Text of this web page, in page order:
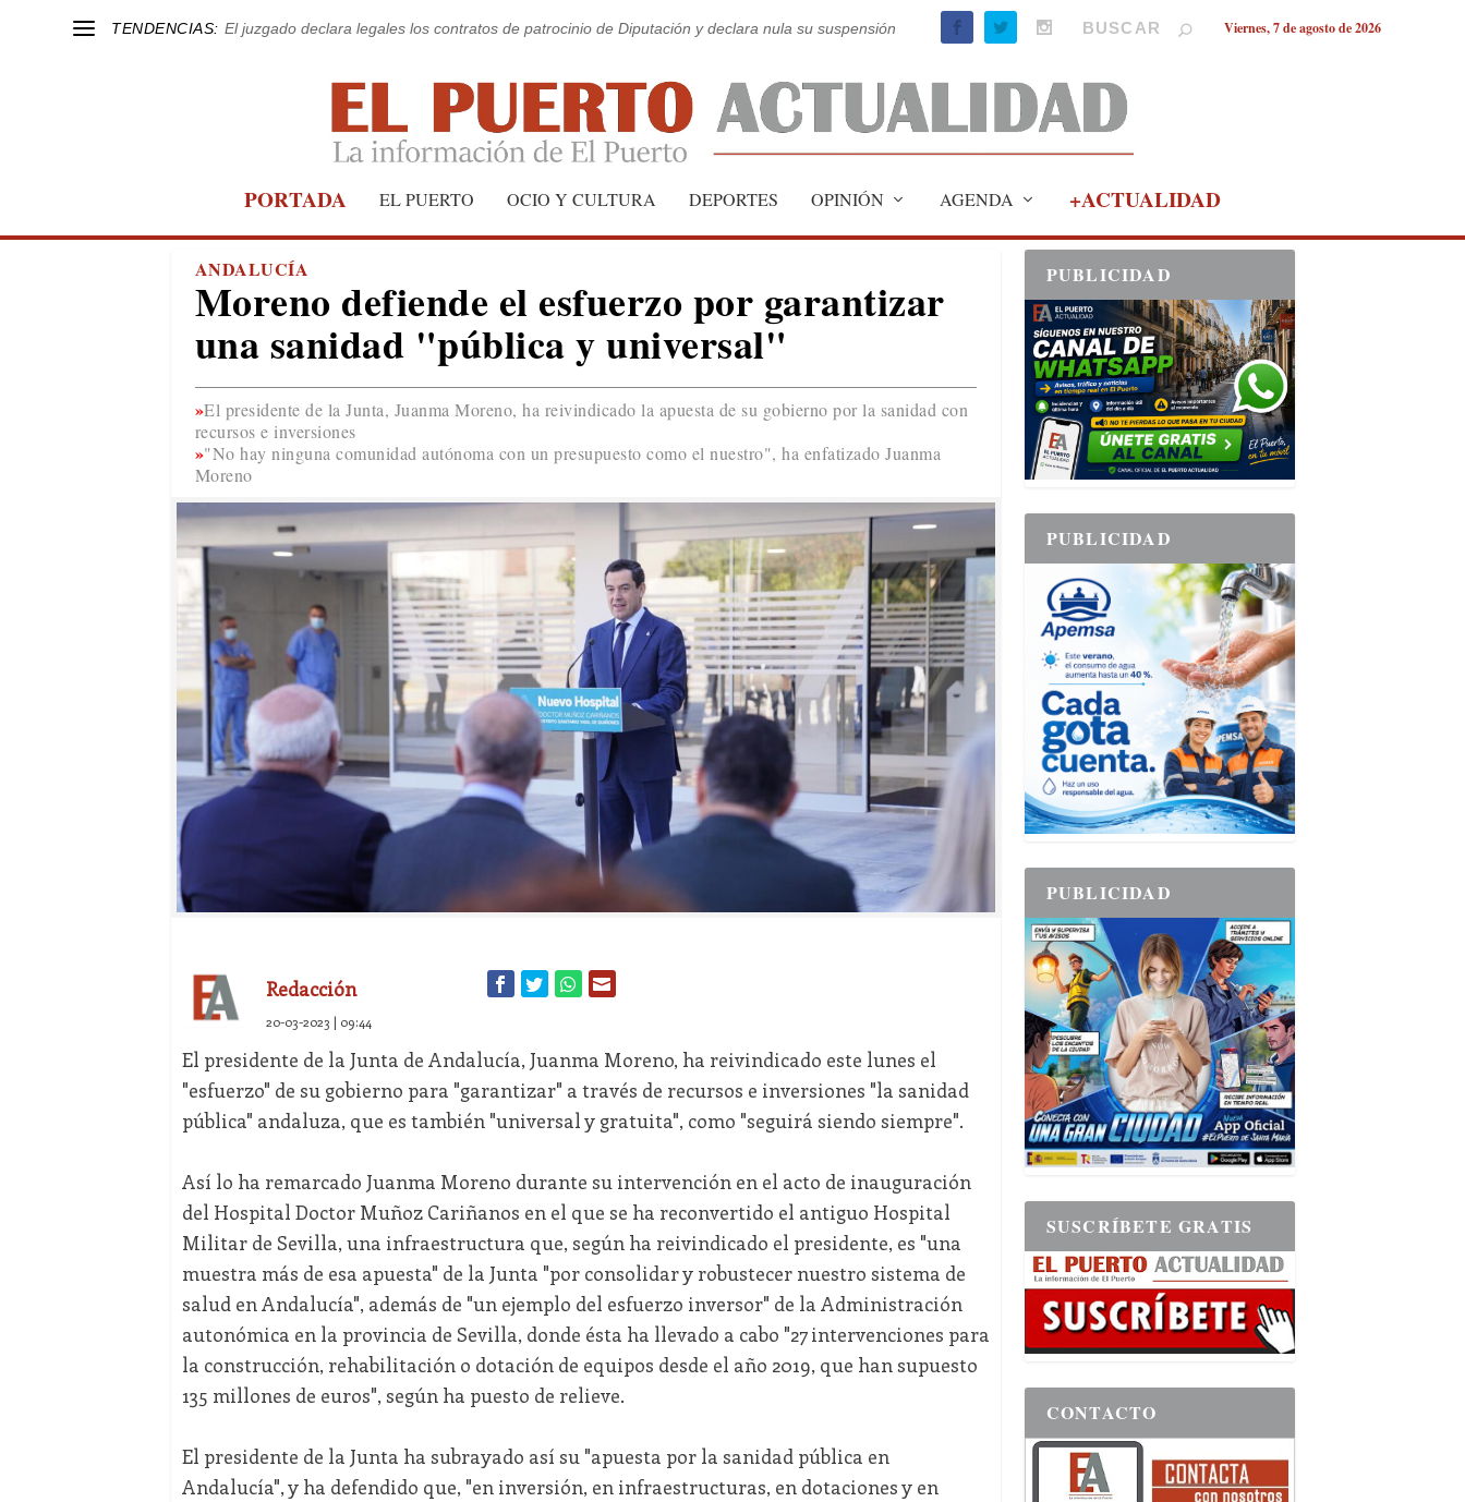
TENDENCIAS: El juzgado declara legales los contratos de patrocinio de Diputación y declara nula su suspensión Viernes, 7 de agosto de 2026
PORTADA EL PUERTO OCIO Y CULTURA DEPORTES OPINIÓN AGENDA +ACTUALIDAD
ANDALUCÍA
Moreno defiende el esfuerzo por garantizar
una sanidad "pública y universal"
El presidente de la Junta, Juanma Moreno, ha reivindicado la apuesta de su gobierno por la sanidad con
recursos e inversiones
"No hay ninguna comunidad autónoma con un presupuesto como el nuestro", ha enfatizado Juanma
Moreno
Redacción
20-03-2023 | 09:44
El presidente de la Junta de Andalucía, Juanma Moreno, ha reivindicado este lunes el
"esfuerzo" de su gobierno para "garantizar" a través de recursos e inversiones "la sanidad
pública" andaluza, que es también "universal y gratuita", como "seguirá siendo siempre".
Así lo ha remarcado Juanma Moreno durante su intervención en el acto de inauguración
del Hospital Doctor Muñoz Cariñanos en el que se ha reconvertido el antiguo Hospital
Militar de Sevilla, una infraestructura que, según ha reivindicado el presidente, es "una
muestra más de esa apuesta" de la Junta "por consolidar y robustecer nuestro sistema de
salud en Andalucía", además de "un ejemplo del esfuerzo inversor" de la Administración
autonómica en la provincia de Sevilla, donde ésta ha llevado a cabo "27 intervenciones para
la construcción, rehabilitación o dotación de equipos desde el año 2019, que han supuesto
135 millones de euros", según ha puesto de relieve.
El presidente de la Junta ha subrayado así su "apuesta por la sanidad pública en
Andalucía", y ha defendido que, "en inversión, en infraestructuras, en dotaciones y en
PUBLICIDAD
PUBLICIDAD
PUBLICIDAD
SUSCRÍBETE GRATIS
CONTACTO